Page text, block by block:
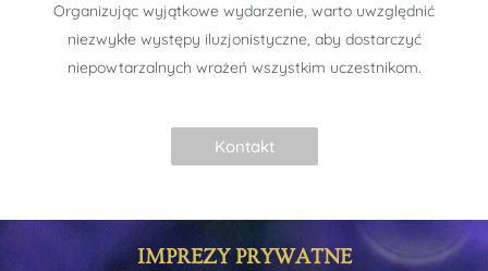
IMPREZY PRYWATNE
Organizując wyjątkowe wydarzenie, warto uwzględnić
niezwykłe występy iluzjonistyczne, aby dostarczyć
niepowtarzalnych wrażeń wszystkim uczestnikom.
Kontakt